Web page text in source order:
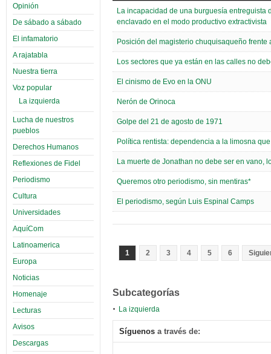
Opinión
De sábado a sábado
El infamatorio
A rajatabla
Nuestra tierra
Voz popular
La izquierda
Lucha de nuestros
pueblos
Derechos Humanos
Reflexiones de Fidel
Periodismo
Cultura
Universidades
AquíCom
Latinoamerica
Europa
Noticias
Homenaje
Lecturas
Avisos
Descargas
La incapacidad de una burguesía entreguista
enclavado en el modo productivo extractivista
Posición del magisterio chuquisaqueño frente
Los sectores que ya están en las calles no
El cinismo de Evo en la ONU
Nerón de Orinoca
Golpe del 21 de agosto de 1971
Política rentista: dependencia a la limosna
La muerte de Jonathan no debe ser en vano,
Queremos otro periodismo, sin mentiras*
El periodismo, según Luis Espinal Camps
1 2 3 4 5 6
Subcategorías
La izquierda
Síguenos a través de: